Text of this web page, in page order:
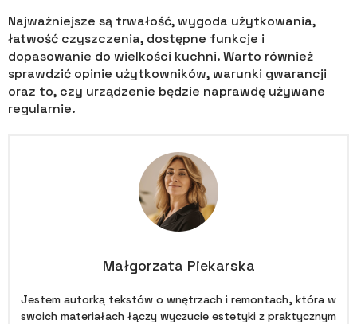
Najważniejsze są trwałość, wygoda użytkowania,
łatwość czyszczenia, dostępne funkcje i
dopasowanie do wielkości kuchni. Warto również
sprawdzić opinie użytkowników, warunki gwarancji
oraz to, czy urządzenie będzie naprawdę używane
regularnie.
Małgorzata Piekarska
Jestem autorką tekstów o wnętrzach i remontach, która w
swoich materiałach łączy wyczucie estetyki z praktycznym